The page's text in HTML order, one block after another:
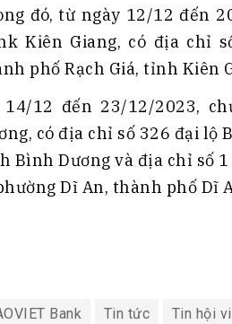
đó, từ ngày 12/12 đến
Kiên Giang, có địa chỉ
phố Rạch Giá, tỉnh Kiên
14/12 đến 23/12/2023,
có địa chỉ số 326 đại lộ
Bình Dương và địa chỉ số
Dĩ An, thành phố Dĩ
Bank Tin tức Tin hội